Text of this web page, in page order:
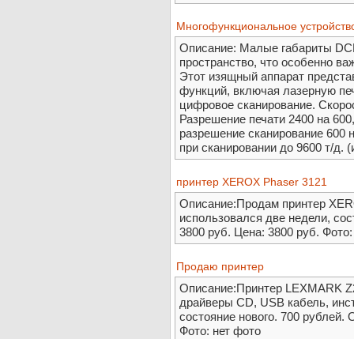
Многофункциональное
Описание: Малые габариты
пространство, что особенно
Этот изящный аппарат
функций, включая лазерную
цифровое сканирование.
Разрешение печати 2400 на
разрешение сканирование 600
при сканировании до 9600 т/д.
принтер XEROX Phaser 3121
Описание:Продам принтер
использовался две недели,
3800 руб. Цена: 3800 руб.
Продаю принтер
Описание:Принтер LEXMARK
драйверы CD, USB кабель,
состояние нового. 700
Фото: нет фото